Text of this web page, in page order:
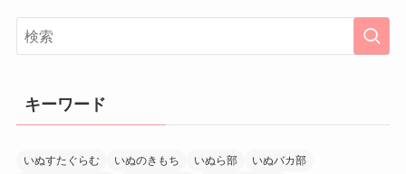
キーワード
いぬすたぐらむ いぬのきもち いぬら部
いぬバカ部